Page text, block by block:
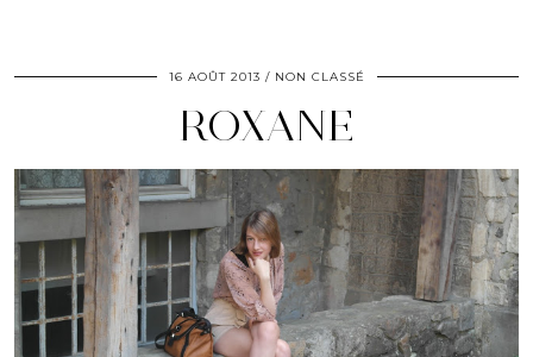
16 AOÛT 2013 NON CLASSÉ
ROXANE